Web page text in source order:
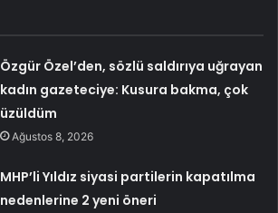
Özgür Özel’den, sözlü saldırıya uğrayan
kadın gazeteciye: Kusura bakma, çok
üzüldüm
Ağustos 8, 2026
MHP’li Yıldız siyasi partilerin kapatılma
nedenlerine 2 yeni öneri